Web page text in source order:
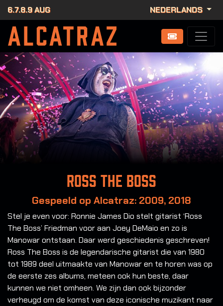
6.7.8.9 AUG NEDERLANDS
Ross the Boss
Gespeeld op Alcatraz: 2009, 2018
Stel je even voor: Ronnie James Dio stelt gitarist ‘Ross
The Boss’ Friedman voor aan Joey DeMaio en zo is
Manowar ontstaan. Daar werd geschiedenis geschreven!
Ross The Boss is de legendarische gitarist die van 1980
tot 1989 deel uitmaakte van Manowar en te horen was op
de eerste zes albums, meteen ook hun beste, daar
kunnen we niet omheen. We zijn dan ook bijzonder
verheugd om de komst van deze iconische muzikant naar